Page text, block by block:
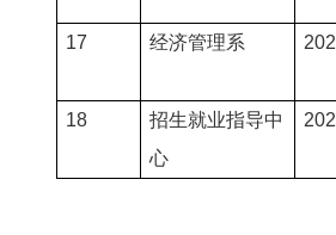
17
经济管理系
18
招生就业指导中
心